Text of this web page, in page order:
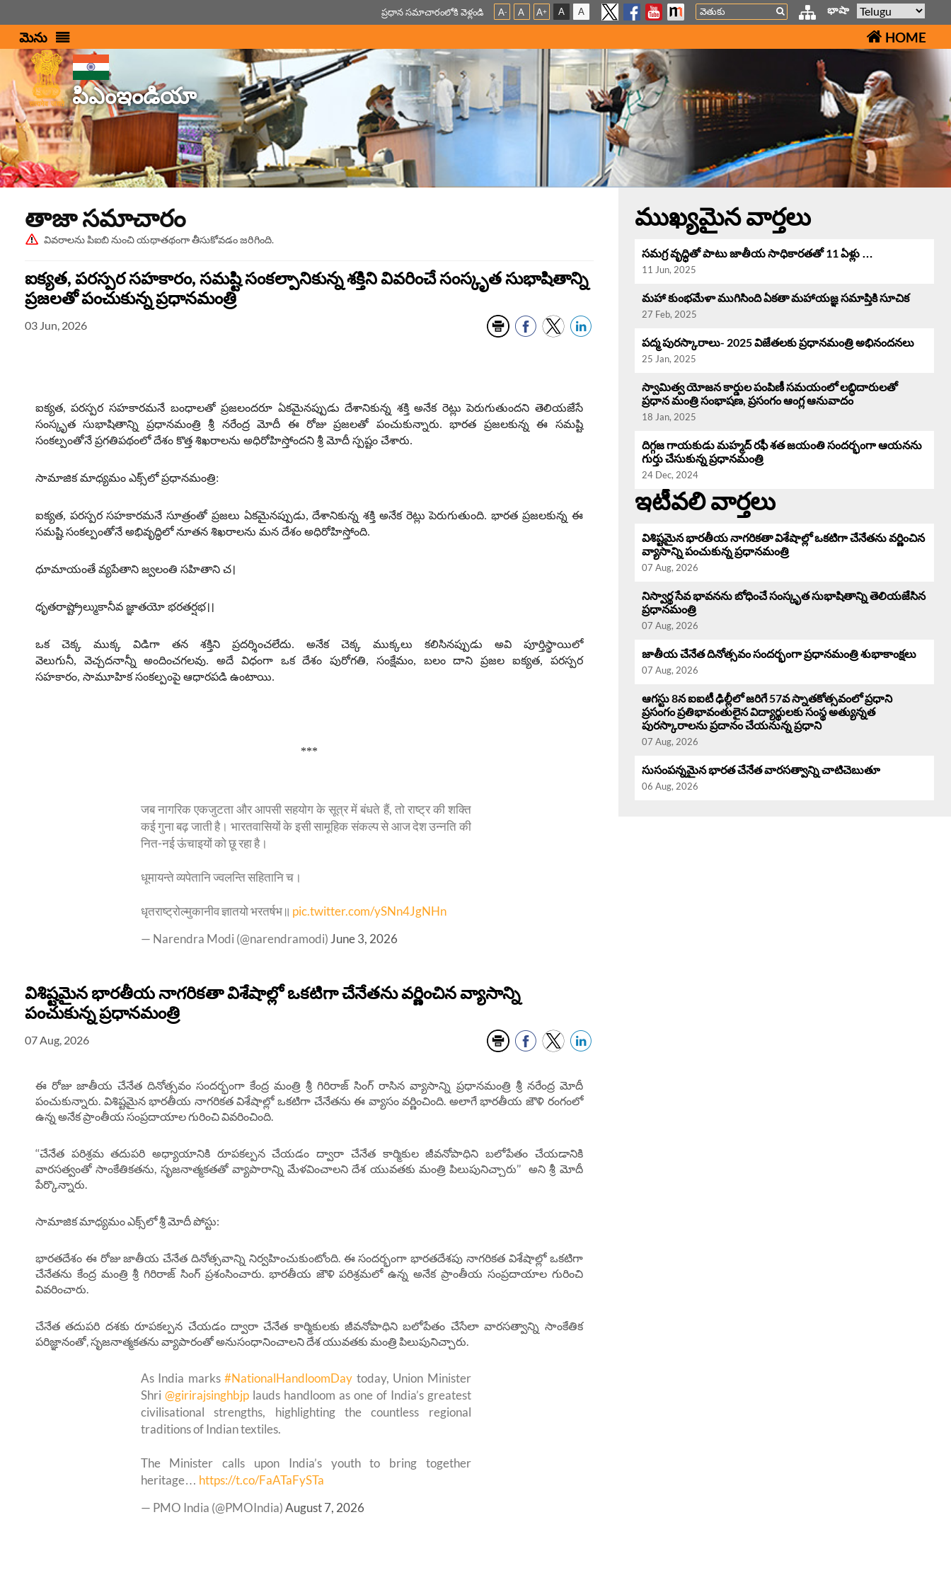
ప్ర‌ధాన స‌మాచారంలోకి వెళ్లండి A- A A+ A A Search భాషా
మెను HOME
పిఎంఇండియా
తాజా స‌మాచారం
వివరాలను పిఐబి నుంచి యథాతథంగా తీసుకోవడం జరిగింది.
ఐక్యత, పరస్పర సహకారం, సమష్టి సంకల్పానికున్న శక్తిని వివరించే సంస్కృత సుభాషితాన్ని
ప్రజలతో పంచుకున్న ప్రధానమంత్రి
03 Jun, 2026
ఐక్యత,పరస్పర సహకారమనే బంధాలతో ప్రజలందరూ ఏకమైనప్పుడు దేశానికున్న శక్తి అనేక రెట్లు పెరుగుతుందని తెలియజేసే
సంస్కృత సుభాషితాన్ని ప్రధానమంత్రి శ్రీ నరేంద్ర మోదీ ఈ రోజు ప్రజలతో పంచుకున్నారు.భారత ప్రజలకున్న ఈ సమష్టి
సంకల్పంతోనే ప్రగతిపథంలో దేశం కొత్త శిఖరాలను అధిరోహిస్తోందని శ్రీ మోదీ స్పష్టం చేశారు.
సామాజిక మాధ్యమం ఎక్స్‌లో ప్రధానమంత్రి:
ఐక్యత, పరస్పర సహకారమనే సూత్రంతో ప్రజలు ఏకమైనప్పుడు,దేశానికున్న శక్తి అనేక రెట్లు పెరుగుతుంది.భారత ప్రజలకున్న ఈ
సమష్టి సంకల్పంతోనే అభివృద్ధిలో నూతన శిఖరాలను మన దేశం అధిరోహిస్తోంది.
ధూమాయంతే వ్యపేతాని జ్వలంతి సహితాని చ।
ధృతరాష్ట్రోల్ముకానీవ జ్ఞాతయో భరతర్షభ।।
ఒక చెక్క ముక్క విడిగా తన శక్తిని ప్రదర్శించలేదు. అనేక చెక్క ముక్కలు కలిసినప్పుడు అవి పూర్తిస్థాయిలో
వెలుగునీ, వెచ్చదనాన్నీ అందించగలవు.అదే విధంగా ఒక దేశం పురోగతి, సంక్షేమం, బలం దాని ప్రజల ఐక్యత, పరస్పర
సహకారం, సామూహిక సంకల్పంపై ఆధారపడి ఉంటాయి.
***
जब नागरिक एकजुटता और आपसी सहयोग के सूत्र में बंधते हैं, तो राष्ट्र की शक्ति
कई गुना बढ़ जाती है। भारतवासियों के इसी सामूहिक संकल्प से आज देश उन्नति की
नित-नई ऊंचाइयों को छू रहा है।
धूमायन्ते व्यपेतानि ज्वलन्ति सहितानि च।
धृतराष्ट्रोल्मुकानीव ज्ञातयो भरतर्षभ॥ pic.twitter.com/ySNn4JgNHn
— Narendra Modi (@narendramodi)June 3, 2026
విశిష్టమైన భారతీయ నాగరికతా విశేషాల్లో ఒకటిగా చేనేతను వర్ణించిన వ్యాసాన్ని
పంచుకున్న ప్రధానమంత్రి
07 Aug, 2026
ఈ రోజు జాతీయ చేనేత దినోత్సవం సందర్భంగా కేంద్ర మంత్రి శ్రీ గిరిరాజ్ సింగ్ రాసిన వ్యాసాన్ని ప్రధానమంత్రి శ్రీ నరేంద్ర మోదీ
పంచుకున్నారు. విశిష్టమైన భారతీయ నాగరికత విశేషాల్లో ఒకటిగా చేనేతను ఈ వ్యాసం వర్ణించింది. అలాగే భారతీయ జౌళి రంగంలో
ఉన్న అనేక ప్రాంతీయ సంప్రదాయాల గురించి వివరించింది.
‘‘చేనేత పరిశ్రమ తదుపరి అధ్యాయానికి రూపకల్పన చేయడం ద్వారా చేనేత కార్మికుల జీవనోపాధిని బలోపేతం చేయడానికి
వారసత్వంతో సాంకేతికతను, సృజనాత్మకతతో వ్యాపారాన్ని మేళవించాలని దేశ యువతకు మంత్రి పిలుపునిచ్చారు’’ అని శ్రీ మోదీ
పేర్కొన్నారు.
సామాజిక మాధ్యమం ఎక్స్‌లో శ్రీ మోదీ పోస్టు:
భారతదేశం ఈ రోజు జాతీయ చేనేత దినోత్సవాన్ని నిర్వహించుకుంటోంది. ఈ సందర్భంగా భారతదేశపు నాగరికత విశేషాల్లో ఒకటిగా
చేనేతను కేంద్ర మంత్రి శ్రీ గిరిరాజ్ సింగ్ ప్రశంసించారు. భారతీయ జౌళి పరిశ్రమలో ఉన్న అనేక ప్రాంతీయ సంప్రదాయాల గురించి
వివరించారు.
చేనేత తదుపరి దశకు రూపకల్పన చేయడం ద్వారా చేనేత కార్మికులకు జీవనోపాధిని బలోపేతం చేసేలా వారసత్వాన్ని సాంకేతిక
పరిజ్ఞానంతో, సృజనాత్మకతను వ్యాపారంతో అనుసంధానించాలని దేశ యువతకు మంత్రి పిలుపునిచ్చారు.
As India marks#NationalHandloomDay today, Union Minister
Shri @girirajsinghbjplauds handloom as one of India’s greatest
civilisational strengths, highlighting the countless regional
traditions of Indian textiles.
The Minister calls upon India’s youth to bring together
heritage… https://t.co/FaATaFySTa
— PMO India (@PMOIndia)August 7, 2026
ముఖ్యమైన వార్తలు
సమగ్ర వృద్ధి‌తో పాటు జాతీయ సాధికారతతో 11 ఏళ్లు …
11 Jun, 2025
మహా కుంభమేళా ముగిసింది ఏకతా మహాయజ్ఞ సమాప్తికి సూచిక
27 Feb, 2025
పద్మ పురస్కారాలు- 2025 విజేతలకు ప్రధానమంత్రి అభినందనలు
25 Jan, 2025
స్వామిత్వ యోజన కార్డుల పంపిణీ సమయంలో లబ్ధిదారులతో
ప్రధాన మంత్రి సంభాషణ, ప్రసంగం ఆంగ్ల ఆనువాదం
18 Jan, 2025
దిగ్గజ గాయకుడు మహ్మద్ రఫీ శత జయంతి సందర్భంగా ఆయనను
గుర్తు చేసుకున్న ప్రధానమంత్రి
24 Dec, 2024
ఇటీవలి వార్తలు
విశిష్టమైన భారతీయ నాగరికతా విశేషాల్లో ఒకటిగా చేనేతను వర్ణించిన
వ్యాసాన్ని పంచుకున్న ప్రధానమంత్రి
07 Aug, 2026
నిస్వార్థ సేవ భావనను బోధించే సంస్కృత సుభాషితాన్ని తెలియజేసిన
ప్రధానమంత్రి
07 Aug, 2026
జాతీయ చేనేత దినోత్సవం సందర్భంగా ప్రధానమంత్రి శుభాకాంక్షలు
07 Aug, 2026
ఆగస్టు 8న ఐఐటీ ఢిల్లీలో జరిగే 57వ స్నాతకోత్సవంలో ప్రధాని
ప్రసంగం ప్రతిభావంతులైన విద్యార్థులకు సంస్థ అత్యున్నత
పురస్కారాలను ప్రదానం చేయనున్న ప్రధాని
07 Aug, 2026
సుసంపన్నమైన భారత చేనేత వారసత్వాన్ని చాటిచెబుతూ
06 Aug, 2026